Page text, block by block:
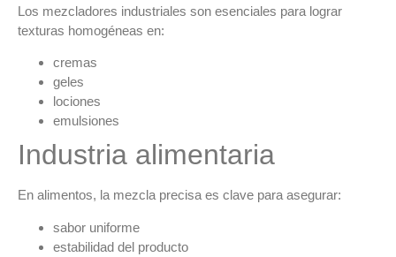
Los mezcladores industriales son esenciales para lograr
texturas homogéneas en:
cremas
geles
lociones
emulsiones
Industria alimentaria
En alimentos, la mezcla precisa es clave para asegurar:
sabor uniforme
estabilidad del producto